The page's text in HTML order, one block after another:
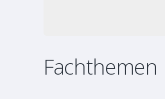
Fachthemen